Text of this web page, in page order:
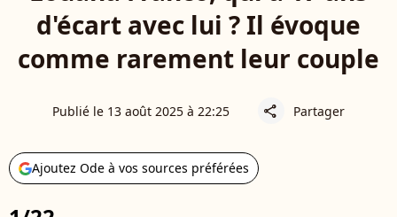
d'écart avec lui ? Il évoque
comme rarement leur couple
Publié le 13 août 2025 à 22:25 share Partager
Ajoutez Ode à vos sources préférées